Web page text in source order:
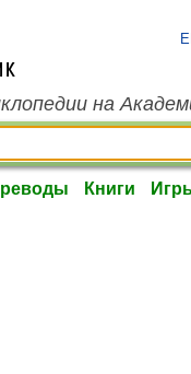
на
Книги